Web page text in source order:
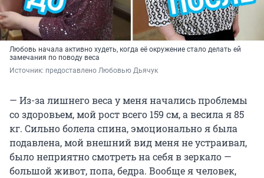
Любовь начала активно худеть, когда её окружение стало делать ей
замечания по поводу веса
Источник: предоставлено Любовью Дьячук
— Из-за лишнего веса у меня начались проблемы
со здоровьем, мой рост всего 159 см, а весила я 85
кг. Сильно болела спина, эмоционально я была
подавлена, мой внешний вид меня не устраивал,
было неприятно смотреть на себя в зеркало —
большой живот, попа, бедра. Вообще я человек,